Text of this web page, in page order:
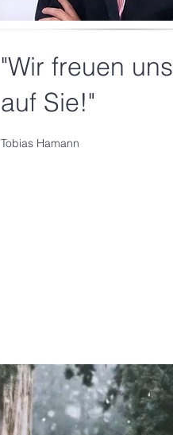
"Wir freuen uns
auf Sie!"
Tobias Hamann